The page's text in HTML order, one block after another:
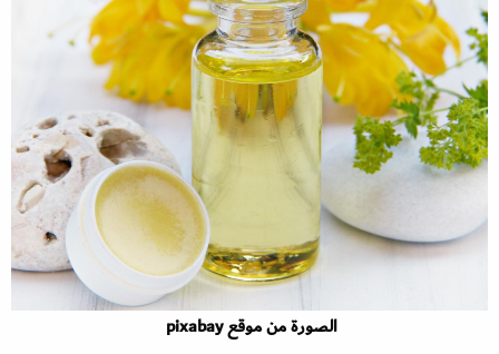
الصورة من موقع pixabay